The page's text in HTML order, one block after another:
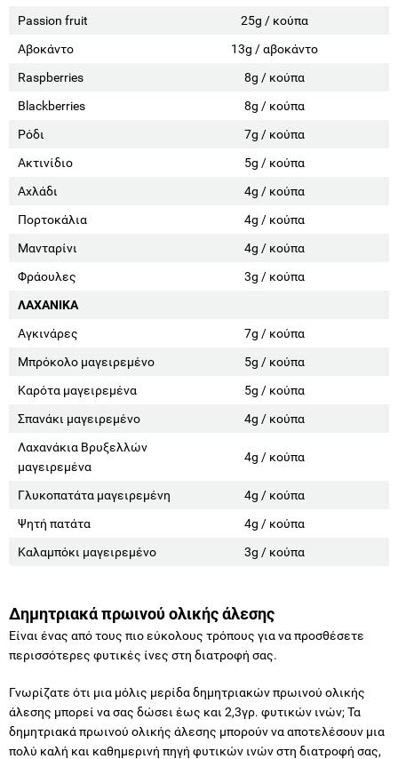
Passion fruit
25g / κούπα
Αβοκάντο
13g / αβοκάντο
Raspberries
8g / κούπα
Blackberries
8g / κούπα
Ρόδι
7g / κούπα
Ακτινίδιο
5g / κούπα
Αχλάδι
4g / κούπα
Πορτοκάλια
4g / κούπα
Μανταρίνι
4g / κούπα
Φράουλες
3g / κούπα
ΛΑΧΑΝΙΚΑ
Αγκινάρες
7g / κούπα
Μπρόκολο μαγειρεμένο
5g / κούπα
Καρότα μαγειρεμένα
5g / κούπα
Σπανάκι μαγειρεμένο
4g / κούπα
Λαχανάκια Βρυξελλών
μαγειρεμένα
4g / κούπα
Γλυκοπατάτα μαγειρεμένη
4g / κούπα
Ψητή πατάτα
4g / κούπα
Καλαμπόκι μαγειρεμένο
3g / κούπα
Δημητριακά πρωινού ολικής άλεσης
Είναι ένας από τους πιο εύκολους τρόπους για να προσθέσετε
περισσότερες φυτικές ίνες στη διατροφή σας.
Γνωρίζατε ότι μια μόλις μερίδα δημητριακών πρωινού ολικής
άλεσης μπορεί να σας δώσει έως και 2,3γρ. φυτικών ινών; Τα
δημητριακά πρωινού ολικής άλεσης μπορούν να αποτελέσουν μια
πολύ καλή και καθημερινή πηγή φυτικών ινών στη διατροφή σας,